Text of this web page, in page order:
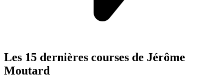
Les 15 dernières courses de Jérôme
Moutard